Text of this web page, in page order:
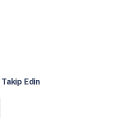
Takip Edin